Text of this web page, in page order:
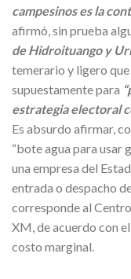
campesinos es la
afirmó, sin prueba
de Hidroituango y
temerario y ligero
supuestamente para
estrategia electoral
Es absurdo afirmar,
“bote agua para usar
una empresa del
entrada o despacho
corresponde al
XM, de acuerdo con
costo marginal.